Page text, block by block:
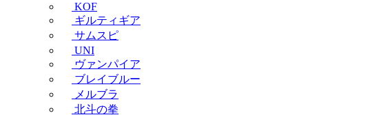
KOF
ギルティギア
サムスピ
UNI
ヴァンパイア
ブレイブルー
メルブラ
北斗の拳